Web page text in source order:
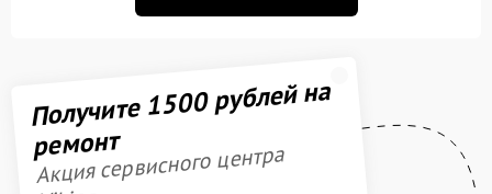
Получите 1500 рублей на
ремонт
Акция сервисного центра